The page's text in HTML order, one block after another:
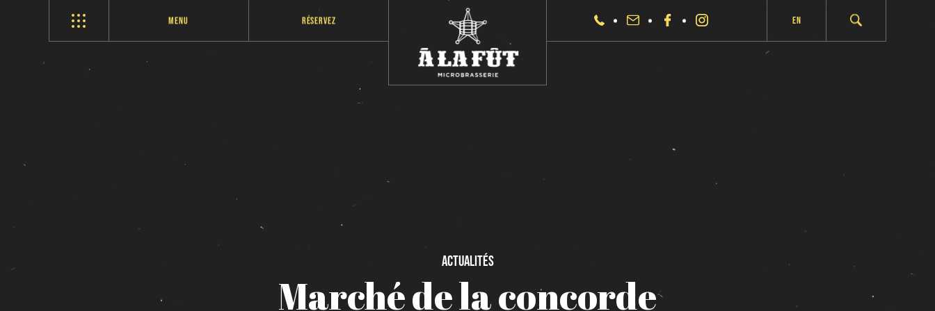
Menu Réservez En
Actualités
Marchédelaconcorde